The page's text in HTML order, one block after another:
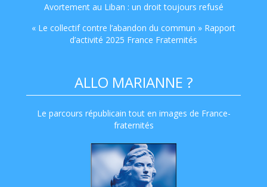
Avortement au Liban : un droit toujours refusé
« Le collectif contre l’abandon du commun » Rapport
d’activité 2025 France Fraternités
ALLO MARIANNE ?
Le parcours républicain tout en images de France-
fraternités